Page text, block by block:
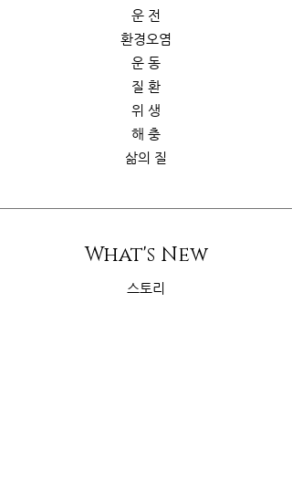
운 전
환경오염
운 동
질 환
위 생
해 충
삶의 질
What's New
스토리